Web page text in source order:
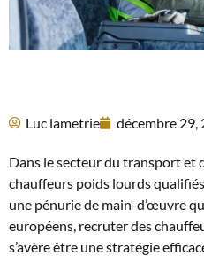
Luc lametrie décembre 29,
Dans le secteur du transport et
chauffeurs poids lourds
une pénurie de main-d’œuvre
européens, recruter des
s’avère être une stratégie